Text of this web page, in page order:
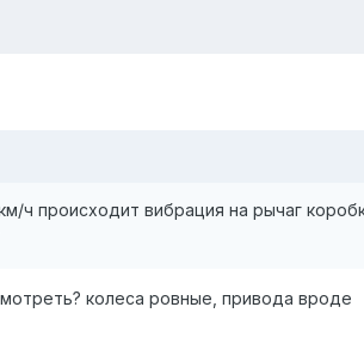
ч происходит вибрация на рычаг
колеса ровные, привода вроде